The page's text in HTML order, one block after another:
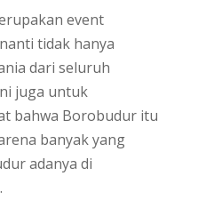
event
tidak hanya
dari seluruh
juga untuk
bahwa Borobudur itu
banyak yang
adanya di